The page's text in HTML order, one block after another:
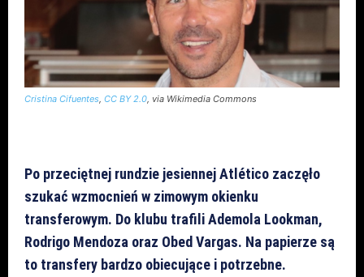
Cristina Cifuentes CC BY 2.0 , via Wikimedia Commons
Po przeciętnej rundzie jesiennej Atlético zaczęło
szukać wzmocnień w zimowym okienku
transferowym. Do klubu trafili Ademola Lookman,
Rodrigo Mendoza oraz Obed Vargas. Na papierze są
to transfery bardzo obiecujące i potrzebne.